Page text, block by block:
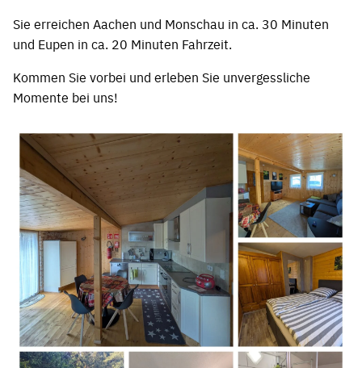
Sie erreichen Aachen und Monschau in ca. 30 Minuten
und Eupen in ca. 20 Minuten Fahrzeit.
Kommen Sie vorbei und erleben Sie unvergessliche
Momente bei uns!